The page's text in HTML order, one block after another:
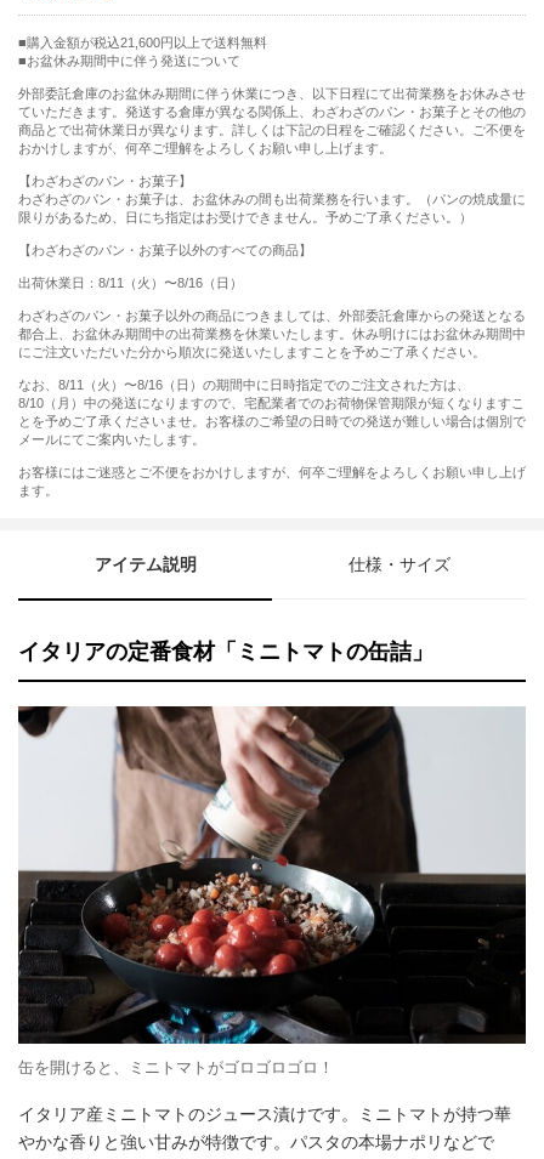
購入金額が税込21,600円以上で送料無料
お盆休み期間中に伴う発送について
外部委託倉庫のお盆休み期間に伴う休業につき、以下日程にて出荷業務をお休みさせ
ていただきます。発送する倉庫が異なる関係上、わざわざのパン・お菓子とその他の
商品とで出荷休業日が異なります。詳しくは下記の日程をご確認ください。ご不便を
おかけしますが、何卒ご理解をよろしくお願い申し上げます。
【わざわざのパン・お菓子】
わざわざのパン・お菓子は、お盆休みの間も出荷業務を行います。（パンの焼成量に
限りがあるため、日にち指定はお受けできません。予めご了承ください。）
【わざわざのパン・お菓子以外のすべての商品】
出荷休業日：8/11（火）〜8/16（日）
わざわざのパン・お菓子以外の商品につきましては、外部委託倉庫からの発送となる
都合上、お盆休み期間中の出荷業務を休業いたします。休み明けにはお盆休み期間中
にご注文いただいた分から順次に発送いたしますことを予めご了承ください。
なお、8/11（火）〜8/16（日）の期間中に日時指定でのご注文された方は、
8/10（月）中の発送になりますので、宅配業者でのお荷物保管期限が短くなりますこ
とを予めご了承くださいませ。お客様のご希望の日時での発送が難しい場合は個別で
メールにてご案内いたします。
お客様にはご迷惑とご不便をおかけしますが、何卒ご理解をよろしくお願い申し上げ
ます。
アイテム説明 仕様・サイズ
イタリアの定番食材「ミニトマトの缶詰」
缶を開けると、ミニトマトがゴロゴロゴロ！
イタリア産ミニトマトのジュース漬けです。ミニトマトが持つ華
やかな香りと強い甘みが特徴です。パスタの本場ナポリなどで